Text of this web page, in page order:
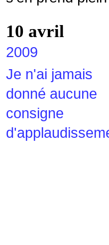
10 avril
2009
Je n'ai jamais
donné aucune
consigne